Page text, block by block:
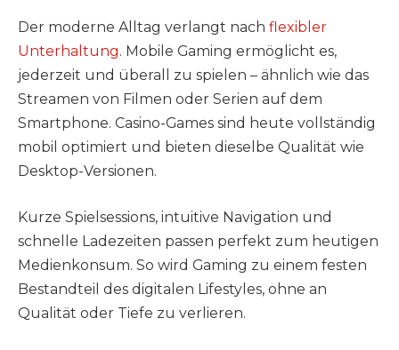
Der moderne Alltag verlangt nach flexibler
Unterhaltung. Mobile Gaming ermöglicht es,
jederzeit und überall zu spielen – ähnlich wie das
Streamen von Filmen oder Serien auf dem
Smartphone. Casino-Games sind heute vollständig
mobil optimiert und bieten dieselbe Qualität wie
Desktop-Versionen.
Kurze Spielsessions, intuitive Navigation und
schnelle Ladezeiten passen perfekt zum heutigen
Medienkonsum. So wird Gaming zu einem festen
Bestandteil des digitalen Lifestyles, ohne an
Qualität oder Tiefe zu verlieren.